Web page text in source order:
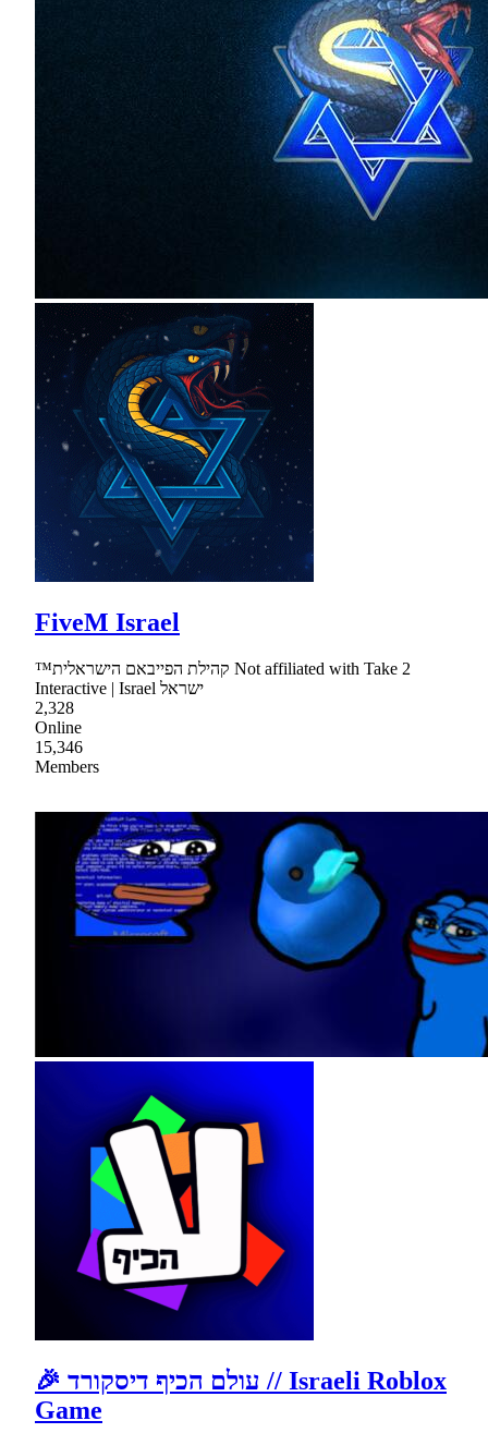
FiveM Israel
™קהילת הפייבאם הישראלית Not affiliated with Take 2
Interactive | Israel ישראל
2,328
Online
15,346
Members
🎉 עולם הכיף דיסקורד // Israeli Roblox
Game